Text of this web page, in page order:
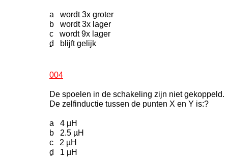
a wordt 3x groter
b wordt 3x lager
c wordt 9x lager
d blijft gelijk
-
004
De spoelen in de schakeling zijn niet gekoppeld.
De zelfinductie tussen de punten X en Y is:?
a 4 µH
b 2.5 µH
c 2 µH
d 1 µH
-